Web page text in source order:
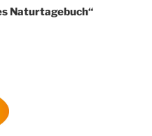
Naturtagebuch“